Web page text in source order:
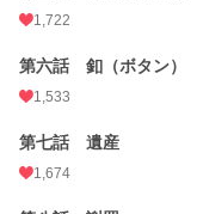
1,722
第六話 釦（ボタン）
1,533
第七話 遺産
1,674